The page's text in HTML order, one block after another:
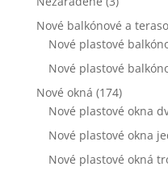
Nové balkónové a
Nové plastové
Nové plastové
Nové okná (174)
Nové plastové okna
Nové plastové okna
Nové plastové okná